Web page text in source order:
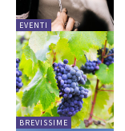
EVENTI
BREVISSIME